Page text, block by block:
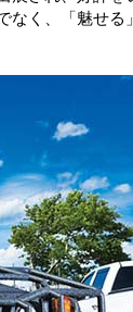
なく、「魅せ